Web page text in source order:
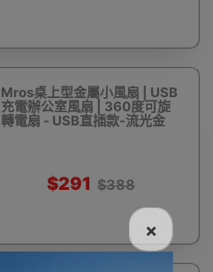
Mros桌上型金屬小風扇 | USB
充電辦公室風扇 | 360度可旋
轉電扇 - USB直插款-流光金
$291 $388
×